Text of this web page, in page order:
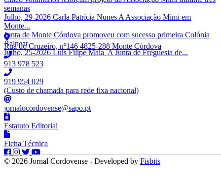
semanas
Julho, 29-2026 Carla Patrícia Nunes A Associação Mimi em
Monte...
Junta de Monte Córdova promoveu com sucesso primeira Colónia
Balnear
Julho, 25-2026 Luís Filipe Maia A Junta de Freguesia de...
Rua do Cruzeiro, nº146 4825-288 Monte Córdova
913 978 523
919 954 029
(Custo de chamada para rede fixa nacional)
jornalocordovense@sapo.pt
Estatuto Editorial
Ficha Técnica
© 2026 Jornal Cordovense - Developed by Fisbits